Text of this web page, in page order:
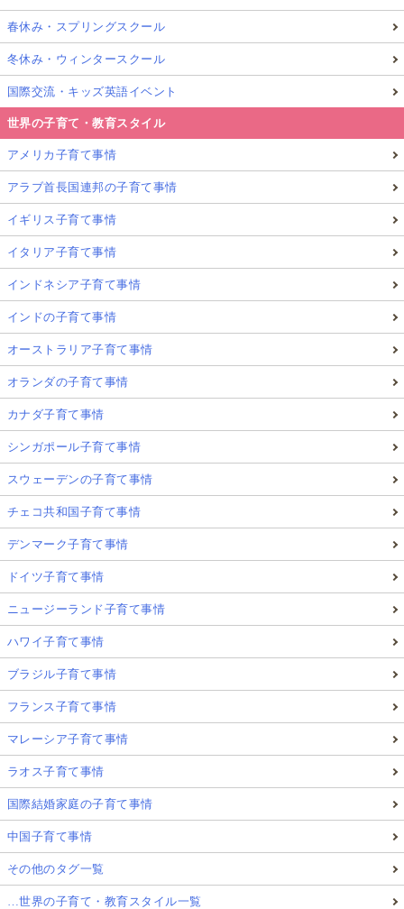
ています。
言葉もいつの間にか覚えていて、ポルトガル語でおじ
さんやおばさんと会話をしている。日本語も進化して
いる。テキトーな英語で歌っている。
何かを学ぶのにわざわざ机に座らせてシステマティッ
クにしなくても子供は学ぶ
学んでいます。
海で波を聴くことと似ている「Be」という状
態
私たち家族は現在海のそばに住んでいるので、よく海
で子供達と遊びます。
「Be」という状態は海で波を聴くことと似ています。
余計な思考が入らない状態、ただ波がいつ、どのくら
いの大きさで来るのかを観察している状態。
「Be」は自分自身の自然を聴くこと、とも言えます。
私たちも自然の一部です。
考の動きをいつも観察することで、心身共に健康にな
春休み・スプリングスクール
冬休み・ウィンタースクール
国際交流・キッズ英語イベント
世界の子育て・教育スタイル
アメリカ子育て事情
アラブ首長国連邦の子育て事情
イギリス子育て事情
イタリア子育て事情
インドネシア子育て事情
インドの子育て事情
オーストラリア子育て事情
オランダの子育て事情
カナダ子育て事情
シンガポール子育て事情
スウェーデンの子育て事情
チェコ共和国子育て事情
デンマーク子育て事情
ドイツ子育て事情
ニュージーランド子育て事情
ハワイ子育て事情
ブラジル子育て事情
フランス子育て事情
マレーシア子育て事情
ラオス子育て事情
国際結婚家庭の子育て事情
中国子育て事情
その他のタグ一覧
…世界の子育て・教育スタイル一覧